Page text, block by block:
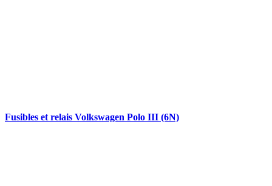
Fusibles et relais Volkswagen Polo III (6N)